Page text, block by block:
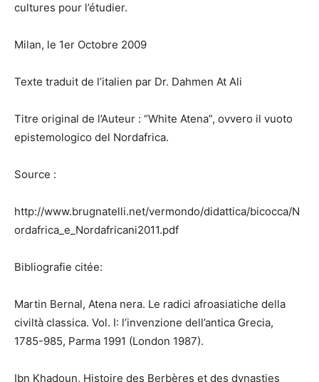
cultures pour l’étudier.
Milan, le 1er Octobre 2009
Texte traduit de l’italien par Dr. Dahmen At Ali
Titre original de l’Auteur : “White Atena”, ovvero il vuoto
epistemologico del Nordafrica.
Source :
http://www.brugnatelli.net/vermondo/didattica/bicocca/N
ordafrica_e_Nordafricani2011.pdf
Bibliografie citée:
Martin Bernal, Atena nera. Le radici afroasiatiche della
civiltà classica. Vol. I: l’invenzione dell’antica Grecia,
1785-985, Parma 1991 (London 1987).
Ibn Khadoun, Histoire des Berbères et des dynasties